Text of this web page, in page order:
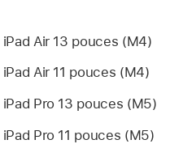
iPad Air13 pouces (M4)
iPad Air11 pouces (M4)
iPad Pro 13 pouces (M5)
iPad Pro 11 pouces (M5)